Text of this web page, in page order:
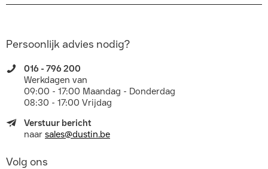
Persoonlijk advies nodig?
016 - 796 200
Werkdagen van
09:00 - 17:00 Maandag - Donderdag
08:30 - 17:00 Vrijdag
Verstuur bericht
naar sales@dustin.be
Volg ons